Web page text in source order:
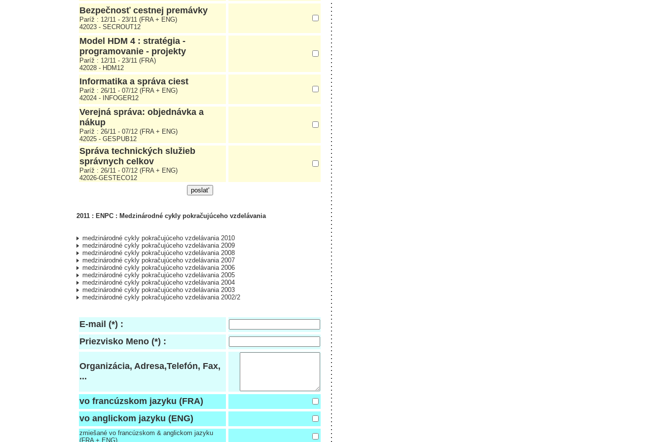
Bezpečnosť cestnej premávky
Paríž : 12/11 - 23/11 (FRA + ENG)
42023 - SECROUT12
Model HDM 4 : stratégia -
programovanie - projekty
Paríž : 12/11 - 23/11 (FRA)
42028 - HDM12
Informatika a správa ciest
Paríž : 26/11 - 07/12 (FRA + ENG)
42024 - INFOGER12
Verejná správa: objednávka a
nákup
Paríž : 26/11 - 07/12 (FRA + ENG)
42025 - GESPUB12
Správa technických služieb
správnych celkov
Paríž : 26/11 - 07/12 (FRA + ENG)
42026-GESTECO12
2011 : ENPC : Medzinárodné cykly pokračujúceho vzdelávania
medzinárodné cykly pokračujúceho vzdelávania 2010
medzinárodné cykly pokračujúceho vzdelávania 2009
medzinárodné cykly pokračujúceho vzdelávania 2008
medzinárodné cykly pokračujúceho vzdelávania 2007
medzinárodné cykly pokračujúceho vzdelávania 2006
medzinárodné cykly pokračujúceho vzdelávania 2005
medzinárodné cykly pokračujúceho vzdelávania 2004
medzinárodné cykly pokračujúceho vzdelávania 2003
medzinárodné cykly pokračujúceho vzdelávania 2002/2
E-mail (*) :
Priezvisko Meno (*) :
Organizácia, Adresa,Telefón, Fax,
...
vo francúzskom jazyku (FRA)
vo anglickom jazyku (ENG)
zmiešané vo francúzskom & anglickom jazyku
(FRA + ENG)